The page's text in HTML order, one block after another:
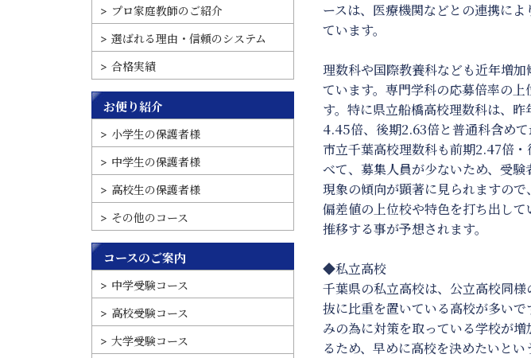
ースは、医療機関などとの連携に
ています。
理数科や国際教養科なども近年増
ています。専門学科の応募倍率の
す。特に県立船橋高校理数科は、
4.45倍、後期2.63倍と普通科含め
市立千葉高校理数科も前期2.47倍
べて、募集人員が少ないため、受
現象の傾向が顕著に見られますの
偏差値の上位校や特色を打ち出し
推移する事が予想されます。
◆私立高校
千葉県の私立高校は、公立高校同
抜に比重を置いている高校が多い
みの為に対策を取っている学校が
るため、早めに高校を決めたいと
プロ家庭教師のご紹介
選ばれる理由・信頼のシステム
合格実績
お便り紹介
小学生の保護者様
中学生の保護者様
高校生の保護者様
その他のコース
コースのご案内
中学受験コース
高校受験コース
大学受験コース